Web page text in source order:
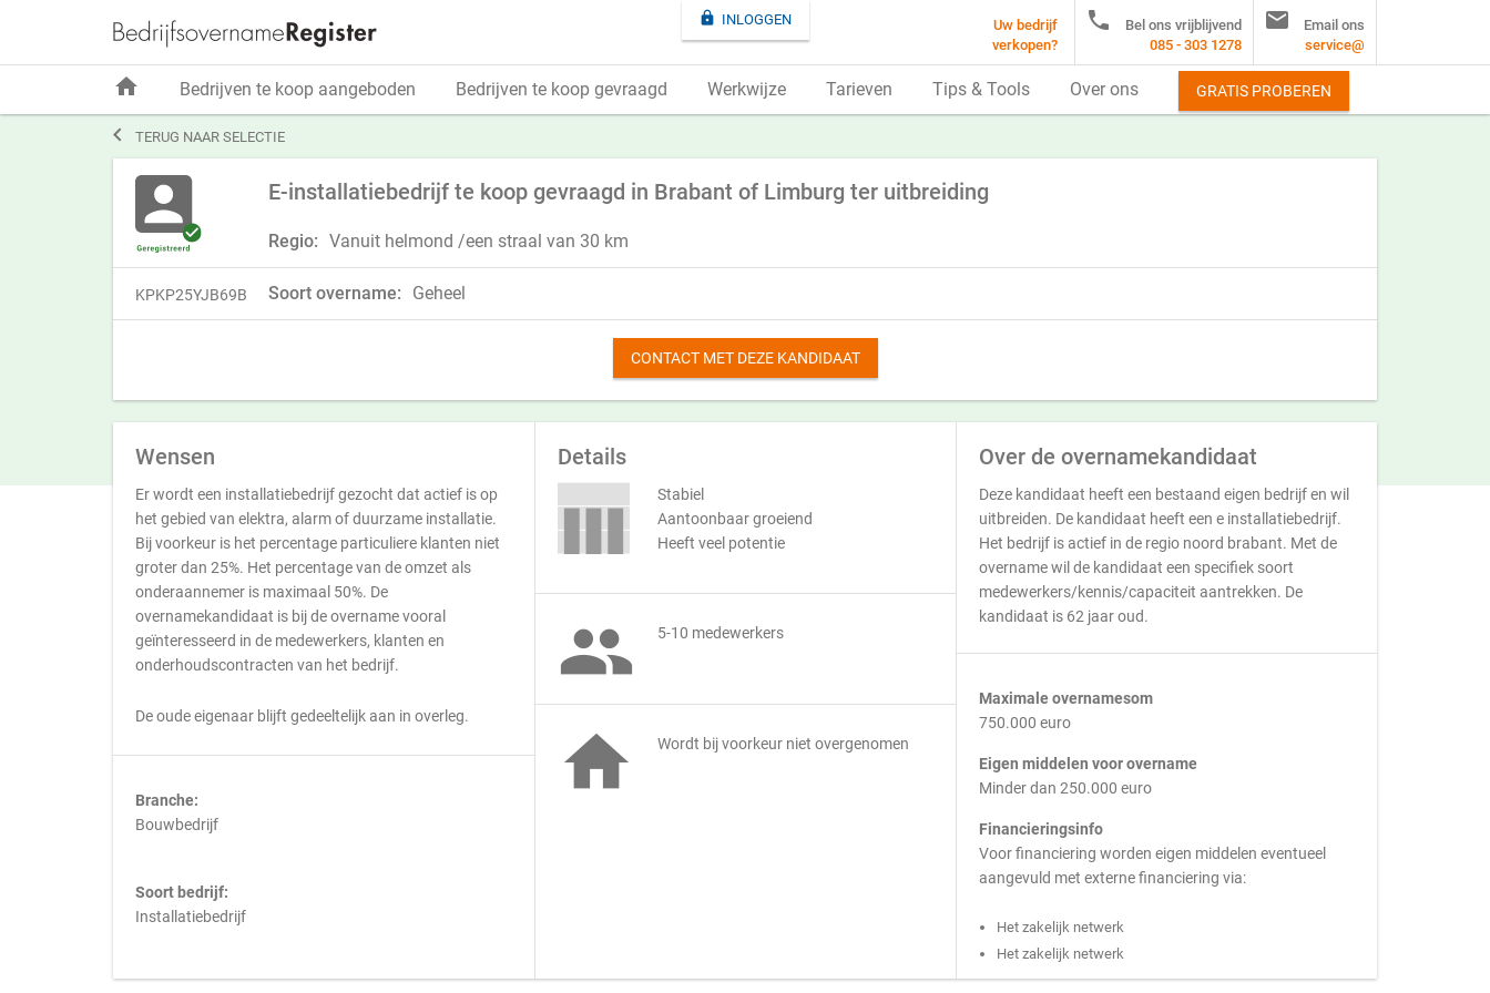
 TERUG NAAR SELECTIE
E-installatiebedrijf te koop gevraagd in Brabant of Limburg ter uitbreiding
Regio: Vanuit helmond /een straal van 30 km
KPKP25YJB69B Soort overname: Geheel
CONTACT MET DEZE KANDIDAAT
Wensen
Er wordt een installatiebedrijf gezocht dat actief is op
het gebied van elektra, alarm of duurzame installatie.
Bij voorkeur is het percentage particuliere klanten niet
groter dan 25%. Het percentage van de omzet als
onderaannemer is maximaal 50%. De
overnamekandidaat is bij de overname vooral
geïnteresseerd in de medewerkers, klanten en
onderhoudscontracten van het bedrijf.
De oude eigenaar blijft gedeeltelijk aan in overleg.
Branche:
Bouwbedrijf
Soort bedrijf:
Installatiebedrijf
Details
Stabiel
Aantoonbaar groeiend
Heeft veel potentie
 5-10 medewerkers
 Wordt bij voorkeur niet overgenomen
Over de overnamekandidaat
Deze kandidaat heeft een bestaand eigen bedrijf en wil
uitbreiden. De kandidaat heeft een e installatiebedrijf.
Het bedrijf is actief in de regio noord brabant. Met de
overname wil de kandidaat een specifiek soort
medewerkers/kennis/capaciteit aantrekken. De
kandidaat is 62 jaar oud.
Maximale overnamesom
750.000 euro
Eigen middelen voor overname
Minder dan 250.000 euro
Financieringsinfo
Voor financiering worden eigen middelen eventueel
aangevuld met externe financiering via:
Het zakelijk netwerk
Het zakelijk netwerk
 INLOGGEN
Uw bedrijf
verkopen?

Bel ons vrijblijvend
085 - 303 1278

Email ons
service@
home Bedrijven te koop aangeboden Bedrijven te koop gevraagd Werkwijze Tarieven Tips & Tools Over ons GRATIS PROBEREN